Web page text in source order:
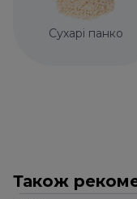
Сухарі панко
Також